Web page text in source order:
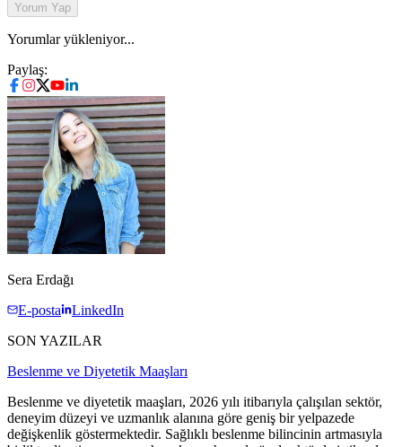
Yorum Yap
Yorumlar yükleniyor...
Paylaş:
Sera Erdağı
E-posta
LinkedIn
SON YAZILAR
Beslenme ve Diyetetik Maaşları
Beslenme ve diyetetik maaşları, 2026 yılı itibarıyla çalışılan sektör,
deneyim düzeyi ve uzmanlık alanına göre geniş bir yelpazede
değişkenlik göstermektedir. Sağlıklı beslenme bilincinin artmasıyla